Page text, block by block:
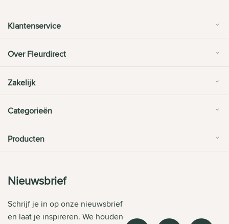
Klantenservice
Over Fleurdirect
Zakelijk
Categorieën
Producten
Nieuwsbrief
Schrijf je in op onze nieuwsbrief
en laat je inspireren. We houden